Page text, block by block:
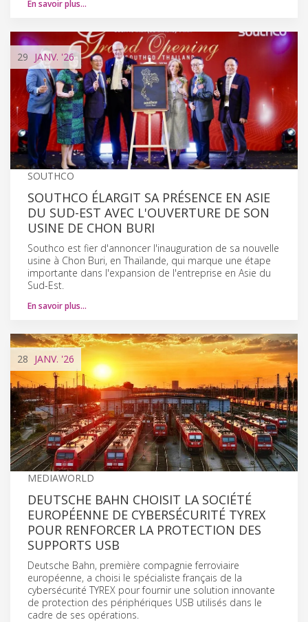
En savoir plus…
29 JANV. '26
SOUTHCO
SOUTHCO ÉLARGIT SA PRÉSENCE EN ASIE
DU SUD-EST AVEC L'OUVERTURE DE SON
USINE DE CHON BURI
Southco est fier d'annoncer l'inauguration de sa nouvelle
usine à Chon Buri, en Thaïlande, qui marque une étape
importante dans l'expansion de l'entreprise en Asie du
Sud-Est.
En savoir plus…
28 JANV. '26
MEDIAWORLD
DEUTSCHE BAHN CHOISIT LA SOCIÉTÉ
EUROPÉENNE DE CYBERSÉCURITÉ TYREX
POUR RENFORCER LA PROTECTION DES
SUPPORTS USB
Deutsche Bahn, première compagnie ferroviaire
européenne, a choisi le spécialiste français de la
cybersécurité TYREX pour fournir une solution innovante
de protection des périphériques USB utilisés dans le
cadre de ses opérations.